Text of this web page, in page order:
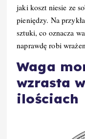
jaki koszt niesie ze
pieniędzy. Na
sztuki, co oznacza
naprawdę robi
Waga
wzrasta
ilościach